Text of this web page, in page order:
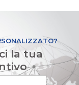
la tua